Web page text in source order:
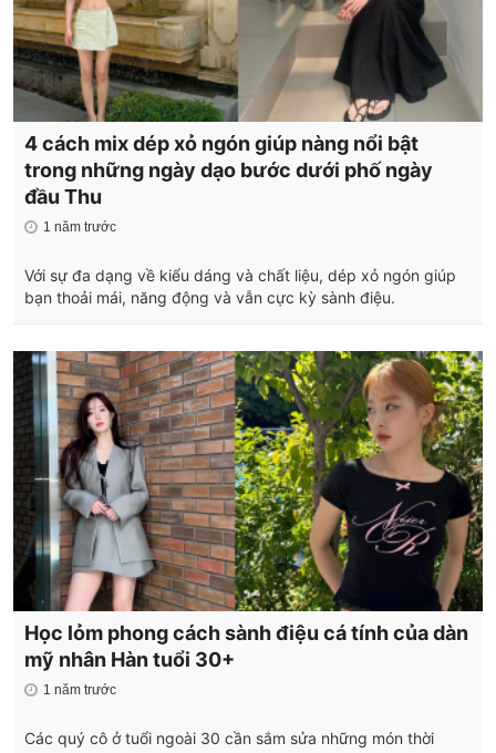
4 cách mix dép xỏ ngón giúp nàng nổi bật
trong những ngày dạo bước dưới phố ngày
đầu Thu
1 năm trước
Với sự đa dạng về kiểu dáng và chất liệu, dép xỏ ngón giúp
bạn thoải mái, năng động và vẫn cực kỳ sành điệu.
Học lỏm phong cách sành điệu cá tính của dàn
mỹ nhân Hàn tuổi 30+
1 năm trước
Các quý cô ở tuổi ngoài 30 cần sắm sửa những món thời